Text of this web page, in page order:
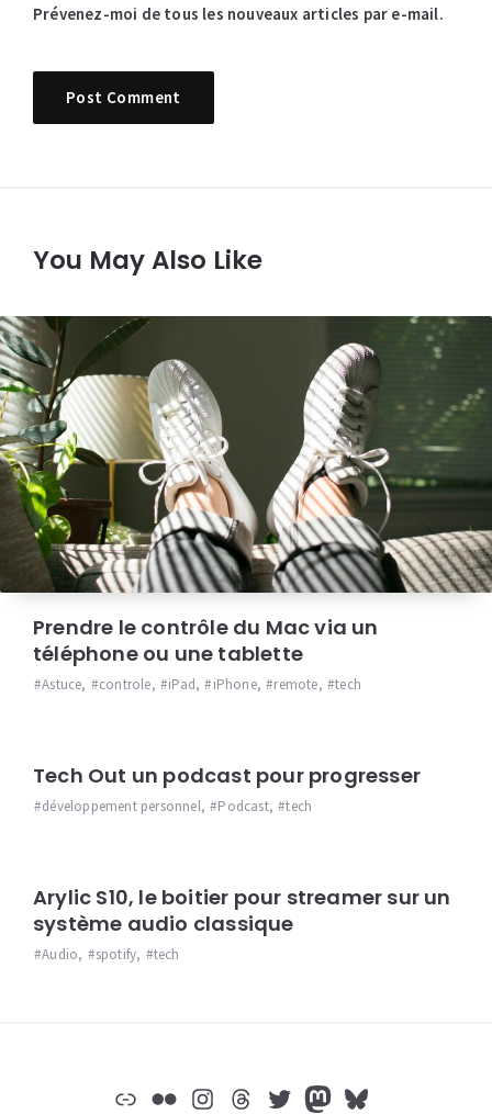
Prévenez-moi de tous les nouveaux articles par e-mail.
You May Also Like
Prendre le contrôle du Mac via un
téléphone ou une tablette
Astuce, controle, iPad, iPhone, remote, tech
Tech Out un podcast pour progresser
développement personnel, Podcast, tech
Arylic S10, le boitier pour streamer sur un
système audio classique
Audio, spotify, tech
LienFlickrInstagram
Threads
Twitter
Mastodon
Bluesky